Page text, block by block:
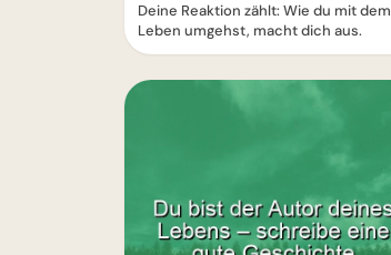
Deine Reaktion zählt: Wie du mit dem
Leben umgehst, macht dich aus.